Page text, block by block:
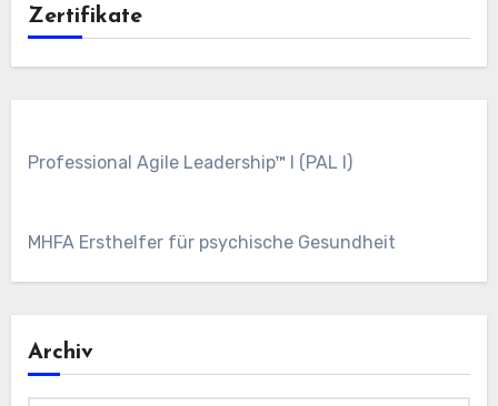
Zertifikate
Professional Agile Leadership™ I (PAL I)
MHFA Ersthelfer für psychische Gesundheit
Archiv